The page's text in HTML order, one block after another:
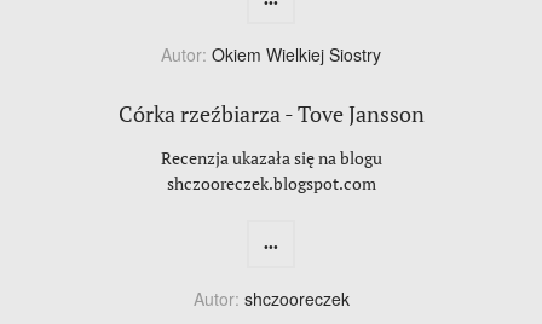
Autor: Okiem Wielkiej Siostry
Córka rzeźbiarza - Tove Jansson
Recenzja ukazała się na blogu
shczooreczek.blogspot.com
...
Autor: shczooreczek